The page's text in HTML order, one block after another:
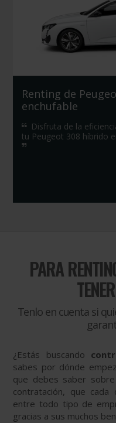
Renting de
enchufable
Disfruta de la
tu Peugeot 308 híbrido
PARA
Tenlo en cuenta si
¿Estás buscando
sabes por dónde
que debes saber
contratación, que
entre todo tipo de
gracias a sus muchos